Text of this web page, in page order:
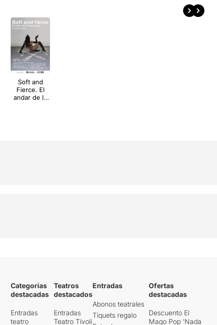
Soft and
Fierce. El
andar de la
Categorías
destacadas
Entradas
teatro
Teatros
destacados
Entradas
Teatro Tívoli
Entradas
Abonos teatrales
Tiquets regalo
Ofertas
destacadas
Descuento El
Mago Pop 'Nada